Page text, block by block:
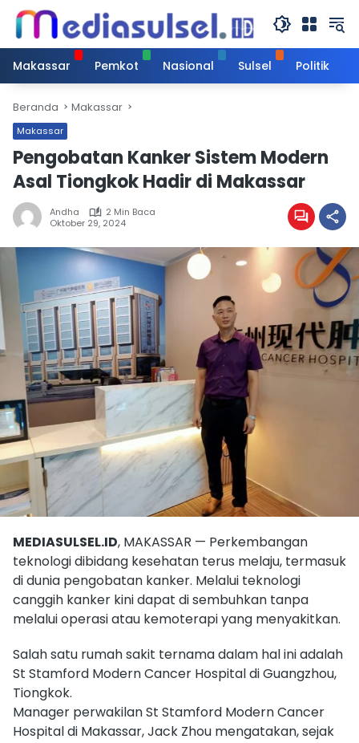
Langsung
konten
Makassar
Pemkot Nasional Sulsel Politik
Beranda Makassar
Makassar
Pengobatan Kanker Sistem Modern
Asal Tiongkok Hadir di Makassar
Andha
2 Min Baca
Oktober 29, 2024
MEDIASULSEL.ID, MAKASSAR — Perkembangan
teknologi dibidang kesehatan terus melaju, termasuk
di dunia pengobatan kanker. Melalui teknologi
canggih kanker kini dapat di sembuhkan tanpa
melalui operasi atau kemoterapi yang menyakitkan.
Salah satu rumah sakit ternama dalam hal ini adalah
St Stamford Modern Cancer Hospital di Guangzhou,
Tiongkok.
Manager perwakilan St Stamford Modern Cancer
Hospital di Makassar, Jack Zhou mengatakan, sejak